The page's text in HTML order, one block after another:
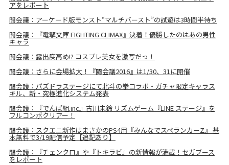
アをレポート
闘会議：アーケード版モンスト“マルチバースト”の試遊は3時間半待ち
闘会議：『電撃文庫 FIGHTING CLIMAX』決着！優勝したのはあの男性
キャラ
闘会議：露出度高め!? コスプレ美女を激写だっ！
闘会議：さらに会場拡大！『闘会議2016』は1/30、31に開催
闘会議：パズドラステージにて北斗の拳コラボ・ガチャ限定キャラス
キル、新・究極進化システム発表
闘会議：『でんぱ組.inc』古川未鈴 リズムゲーム『LINE ステージ』を
フルコンボクリアー！
闘会議：スクエニ新作はまさかのPS4用『みんなでスペランカーZ』 基
本無料で3/19配信予定【追記あり】
闘会議：『チェンクロ』や『トキラビ』の新情報が満載！セガブース
をレポート